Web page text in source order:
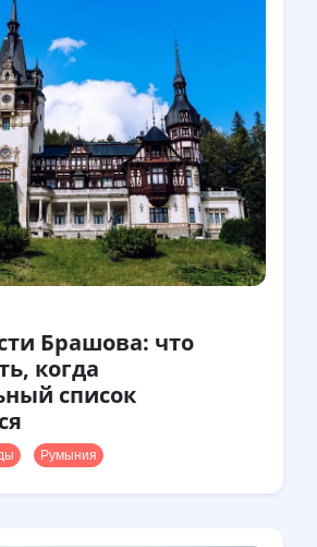
Брашова: что
когда
список
Румыния